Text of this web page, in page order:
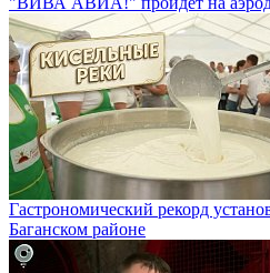
Гастрономический рекорд
Баганском районе